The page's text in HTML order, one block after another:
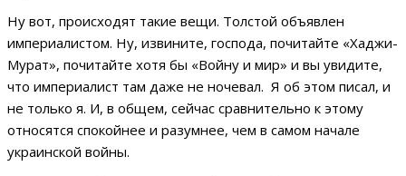
Ну вот, происходят такие вещи. Толстой объявлен
империалистом. Ну, извините, господа, почитайте «Хаджи-
Мурат», почитайте хотя бы «Войну и мир» и вы увидите,
что империалист там даже не ночевал. Я об этом писал, и
не только я. И, в общем, сейчас сравнительно к этому
относятся спокойнее и разумнее, чем в самом начале
украинской войны.